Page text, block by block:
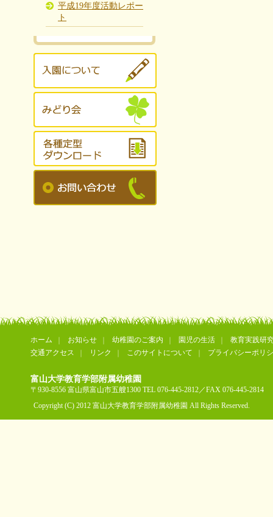
平成19年度活動レポー
ト
ホーム お知らせ 幼稚園のご案内 園児の生活
教育実践研
交通アクセス
リンク このサイトについて プライバシーポリ
富山大学教育学部附属幼稚園
〒930-8556 富山県富山市五艘1300 TEL 076-445-2812／FAX 076-445-2814
Copyright (C) 2012 富山大学教育学部附属幼稚園 All Rights Reserved.